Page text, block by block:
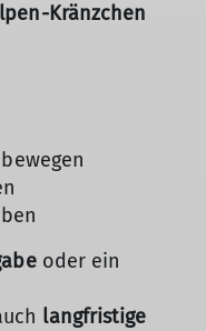
Kränzchen
oder ein
langfristige